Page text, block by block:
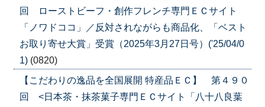
回 ローストビーフ・創作フレンチ専門ＥＣサイト
「ノワドココ」／反対されながらも商品化、「ベスト
お取り寄せ大賞」受賞（2025年3月27日号）('25/04/0
1) (0820)
【こだわりの逸品を全国展開 特産品ＥＣ】 第４９０
回 <日本茶・抹茶菓子専門ＥＣサイト「八十八良葉